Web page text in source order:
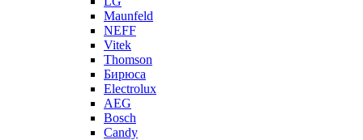
Maunfeld
NEFF
Vitek
Thomson
Бирюса
Electrolux
AEG
Bosch
Candy